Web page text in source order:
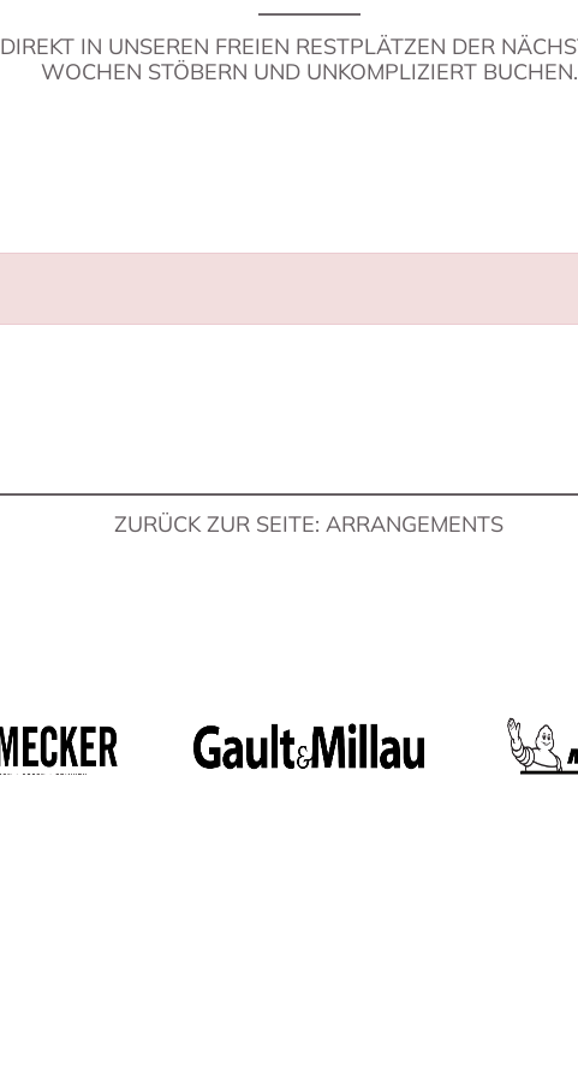
DIREKT IN UNSEREN FREIEN RESTPLÄTZEN DER
WOCHEN STÖBERN UND UNKOMPLIZIERT BUCHEN.
ZURÜCK ZUR SEITE: ARRANGEMENTS